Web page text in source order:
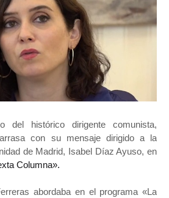
del histórico dirigente comunista,
con su mensaje dirigido a la
de Madrid, Isabel Díaz Ayuso, en
Columna».
abordaba en el programa «La